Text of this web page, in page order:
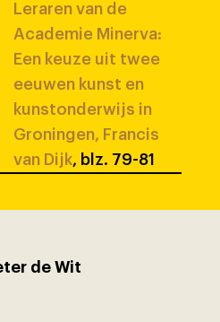
Leraren van de
Academie Minerva:
Een keuze uit twee
eeuwen kunst en
kunstonderwijs in
Groningen, Francis
van Dijk, blz. 79-81
de Wit